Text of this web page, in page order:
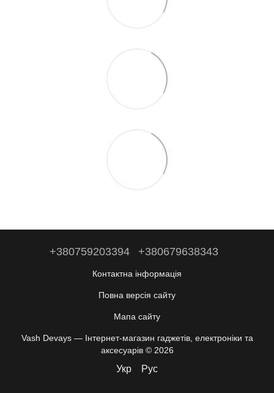
+380759203394 +380679638343
Контактна інформація
Повна версія сайту
Мапа сайту
Vash Devays — Інтернет-магазин гаджетів, електроніки та
аксесуарів © 2026
Укр Рус